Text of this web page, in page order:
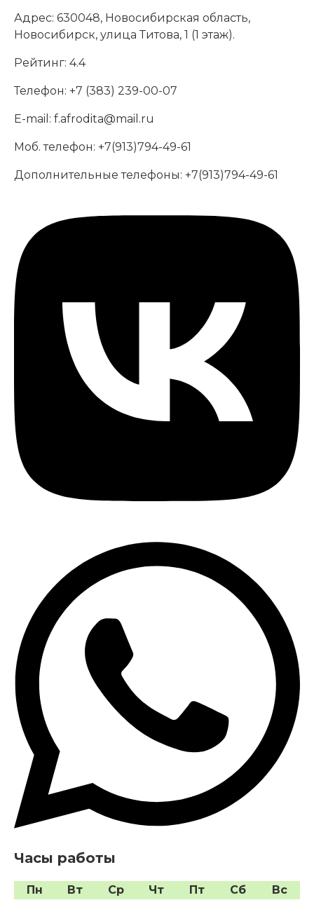
Адрес: 630048, Новосибирская область,
Новосибирск, улица Титова, 1 (1 этаж).
Рейтинг: 4.4
Телефон: +7 (383) 239-00-07
E-mail: f.afrodita@mail.ru
Моб. телефон: +7(913)794-49-61
Дополнительные телефоны: +7(913)794-49-61
Часы работы
Пн Вт Ср Чт Пт Сб Вс